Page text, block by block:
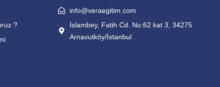
?
info@veraegitim.com
İslambey, Fatih Cd. No:62 kat 3, 34275
Arnavutköy/İstanbul